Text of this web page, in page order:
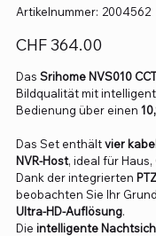
Artikelnummer: Artikelnummer:
2004562
2004562
Preis
CHF 364.00
Das Srihome NVS010
Bildqualität mit
Bedienung über einen
Das Set enthältvier
NVR-Host, ideal für
Dank der integrierten
beobachten Sie Ihr
Ultra-HD-Auflösung.
Die intelligente